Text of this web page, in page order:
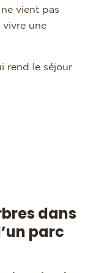
vient pas
vivre une
rend le séjour
dans
parc